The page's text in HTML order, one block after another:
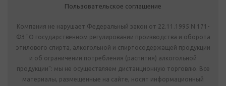
Пользовательское соглашение
Компания не нарушает Федеральный закон от 22.11.1995 N 171-
ФЗ "О государственном регулировании производства и оборота
этилового спирта, алкогольной и спиртосодержащей продукции
и об ограничении потребления (распития) алкогольной
продукции": мы не осуществляем дистанционную торговлю. Все
материалы, размещенные на сайте, носят информационный